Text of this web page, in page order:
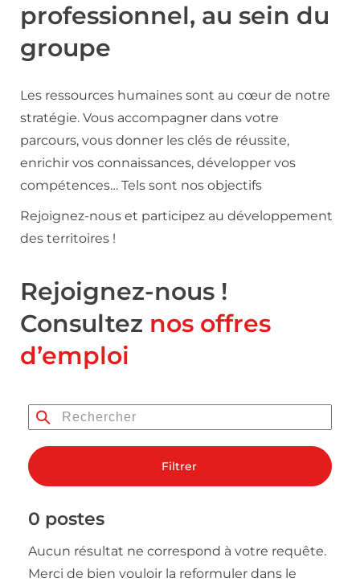
professionnel, au sein du
groupe
Les ressources humaines sont au cœur de notre
stratégie. Vous accompagner dans votre
parcours, vous donner les clés de réussite,
enrichir vos connaissances, développer vos
compétences… Tels sont nos objectifs
Rejoignez-nous et participez au développement
des territoires !
Rejoignez-nous !
Consultez nos offres
d’emploi
Filtrer
0 postes
Aucun résultat ne correspond à votre requête.
Merci de bien vouloir la reformuler dans le